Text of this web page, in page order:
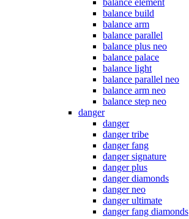
balance element
balance build
balance arm
balance parallel
balance plus neo
balance palace
balance light
balance parallel neo
balance arm neo
balance step neo
danger
danger
danger tribe
danger fang
danger signature
danger plus
danger diamonds
danger neo
danger ultimate
danger fang diamonds